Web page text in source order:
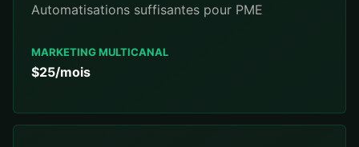
Automatisations suffisantes pour PME
MARKETING MULTICANAL
$25/mois